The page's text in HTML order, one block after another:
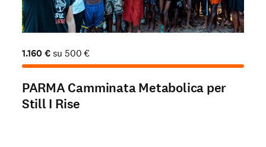
1.160 €su500€
PARMA Camminata Metabolica per
Still I Rise